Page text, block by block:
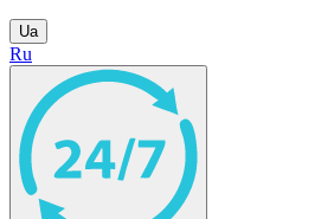
Ua
Ru